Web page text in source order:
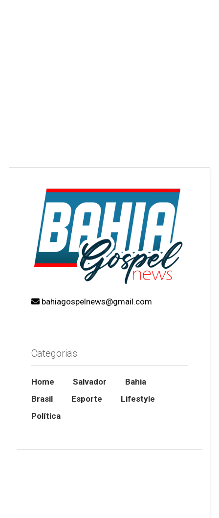
bahiagospelnews@gmail.com
Categorias
Home Salvador
Bahia
Brasil
Esporte
Lifestyle
Política